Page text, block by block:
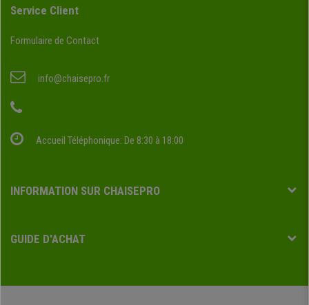
Service Client
Formulaire de Contact
info@chaisepro.fr
Accueil Téléphonique: De 8:30 à 18:00
INFORMATION SUR CHAISEPRO
GUIDE D'ACHAT